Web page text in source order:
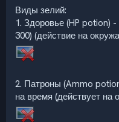
Виды зелий:
1. Здоровье (HP potion)
300) (действие на
2. Патроны (Ammo
на время (действует на